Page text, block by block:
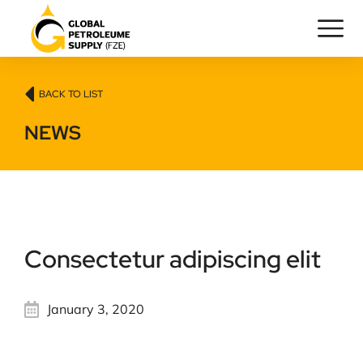
BACK TO LIST
NEWS
Consectetur adipiscing elit
January 3, 2020